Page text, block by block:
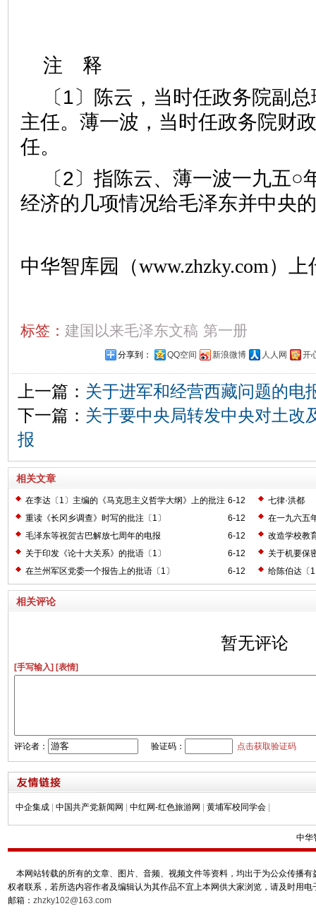
注 释
〔1〕陈云，当时任政务院副
主任。薄一波，当时任政务院财
任。
〔2〕指陈云、薄一波一九五○
经济的几项情况给毛泽东并中央
中华智库园（www.zhzky.com）上
标签： 建国以来毛泽东文稿 第一册
分享到： QQ空间 新浪微博 人人网 开
上一篇： 关于进军和经营西藏问题的电
下一篇： 关于要中央局转发中央对土改
报
相关文章
6-12
在李达〔1〕主编的《马克思主义哲学大纲》上的批注
〔2〕
七律·洪都
6-12
重读《长冈乡调查》时写的批注〔1〕
在一九六五
6-12
毛泽东等祝贺古巴解放七周年的电报
改造学校教
6-12
关于印发《论十大关系》的批语〔1〕
关于机要保
6-12
在兰州军区党委一个报告上的批语〔1〕 给陈伯达〔
相关评论
暂无评论
[手写输入] [表情]
评论者： 验证码： 点击获取验证码
中企集成 中国共产党新闻网 中红网-红色旅游网 黄埔军校同学会
中华
本网站转载的所有的文章、图片、音频、视频文件等资料，均出于为公众传播
权者联系，若所选内容作者及编辑认为其作品不宜上本网供大家浏览，请及时用
邮箱： zhzky102@163.com